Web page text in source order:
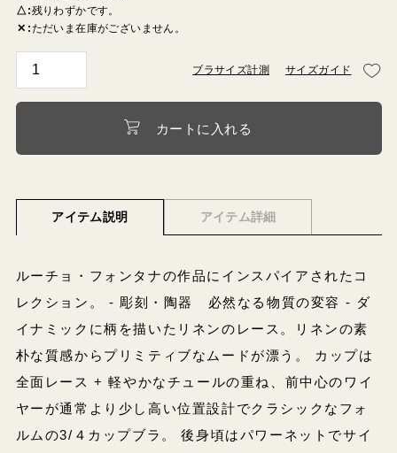
△ 残りわずかです。
✕ ただいま在庫がございません。
ブラサイズ計測 サイズガイド
カートに入れる
アイテム説明 アイテム詳細
ルーチョ・フォンタナの作品にインスパイアされたコ
レクション。 - 彫刻・陶器 必然なる物質の変容 - ダ
イナミックに柄を描いたリネンのレース。リネンの素
朴な質感からプリミティブなムードが漂う。 カップは
全面レース + 軽やかなチュールの重ね、前中心のワイ
ヤーが通常より少し高い位置設計でクラシックなフォ
ルムの3/４カップブラ。 後身頃はパワーネットでサイ